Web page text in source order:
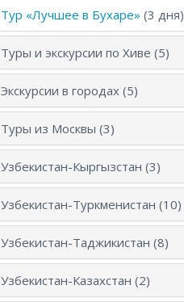
Тур «Лучшее в Бухаре» (3 дня)
Туры и экскурсии по Хиве (5)
Экскурсии в городах (5)
Туры из Москвы (3)
Узбекистан-Кыргызстан (3)
Узбекистан-Туркменистан (10)
Узбекистан-Таджикистан (8)
Узбекистан-Казахстан (2)